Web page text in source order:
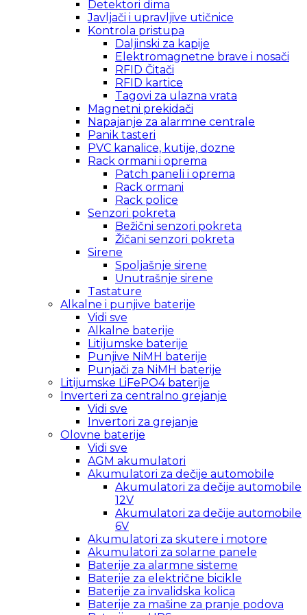
Detektori dima
Javljači i upravljive utičnice
Kontrola pristupa
Daljinski za kapije
Elektromagnetne brave i nosači
RFID Čitači
RFID kartice
Tagovi za ulazna vrata
Magnetni prekidači
Napajanje za alarmne centrale
Panik tasteri
PVC kanalice, kutije, dozne
Rack ormani i oprema
Patch paneli i oprema
Rack ormani
Rack police
Senzori pokreta
Bežični senzori pokreta
Žičani senzori pokreta
Sirene
Spoljašnje sirene
Unutrašnje sirene
Tastature
Alkalne i punjive baterije
Vidi sve
Alkalne baterije
Litijumske baterije
Punjive NiMH baterije
Punjači za NiMH baterije
Litijumske LiFePO4 baterije
Inverteri za centralno grejanje
Vidi sve
Invertori za grejanje
Olovne baterije
Vidi sve
AGM akumulatori
Akumulatori za dečije automobile
Akumulatori za dečije automobile
12V
Akumulatori za dečije automobile
6V
Akumulatori za skutere i motore
Akumulatori za solarne panele
Baterije za alarmne sisteme
Baterije za električne bicikle
Baterije za invalidska kolica
Baterije za mašine za pranje podova